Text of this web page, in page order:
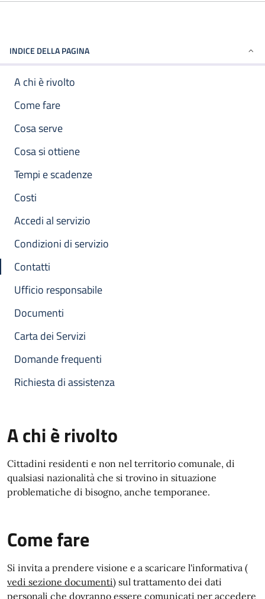
INDICE DELLA PAGINA
A chi è rivolto
Come fare
Cosa serve
Cosa si ottiene
Tempi e scadenze
Costi
Accedi al servizio
Condizioni di servizio
Contatti
Ufficio responsabile
Documenti
Carta dei Servizi
Domande frequenti
Richiesta di assistenza
A chi è rivolto
Cittadini residenti e non nel territorio comunale, di
qualsiasi nazionalità che si trovino in situazione
problematiche di bisogno, anche temporanee.
Come fare
Si invita a prendere visione e a scaricare l'informativa (
vedi sezione documenti) sul trattamento dei dati
personali che dovranno essere comunicati per accedere